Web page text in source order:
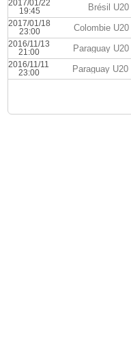
2017/01/22
19:45
Brésil U20
2017/01/18
23:00
Colombie U20
2016/11/13
21:00
Paraguay U20
2016/11/11
23:00
Paraguay U20